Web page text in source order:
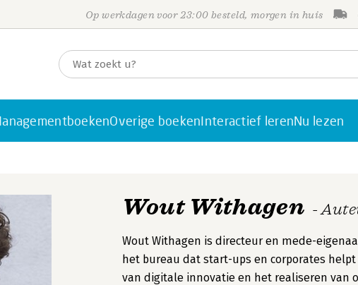
Op werkdagen voor 23:00 besteld, morgen in huis
Overige boekenInteractief lerenNu lezen
Wout Withagen -
Wout Withagen is directeur en mede-
het bureau dat start-ups en corporates
van digitale innovatie en het realiseren van